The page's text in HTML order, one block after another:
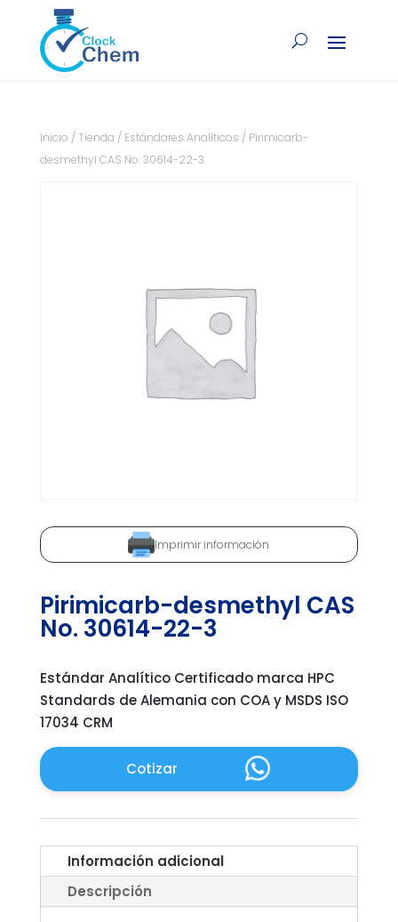
Inicio / Tienda / Estándares Analíticos / Pirimicarb-
desmethyl CAS No. 30614-22-3
Imprimir información
Pirimicarb-desmethyl CAS
No. 30614-22-3
Estándar Analítico Certificado marca HPC
Standards de Alemania con COA y MSDS ISO
17034 CRM
Cotizar
Información adicional
Descripción